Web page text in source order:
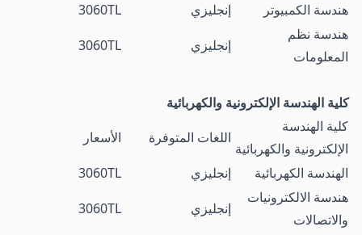
هندسة الكمبيوتر
إنجليزي
3060TL
هندسة نظم
المعلومات
إنجليزي 3060TL
كلية الهندسة الإلكترونية والكهربائية
كلية الهندسة
الإلكترونية والكهربائية
اللغات المتوفرة
الأسعار
الهندسة الكهربائية
إنجليزي
3060TL
هندسة الالكترونيات
والاتصالات
إنجليزي 3060TL